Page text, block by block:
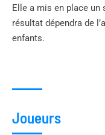
Elle a mis en place
résultat dépendra de
enfants.
Joueurs